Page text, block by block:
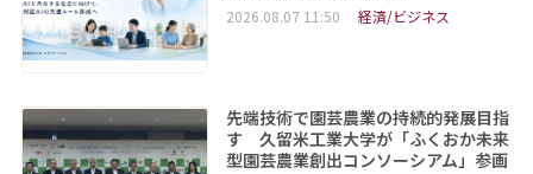
2026.08.07 11:50 経済/ビジネス
先端技術で園芸農業の持続的発展目指
す 久留米工業大学が「ふくおか未来
型園芸農業創出コンソーシアム」参画